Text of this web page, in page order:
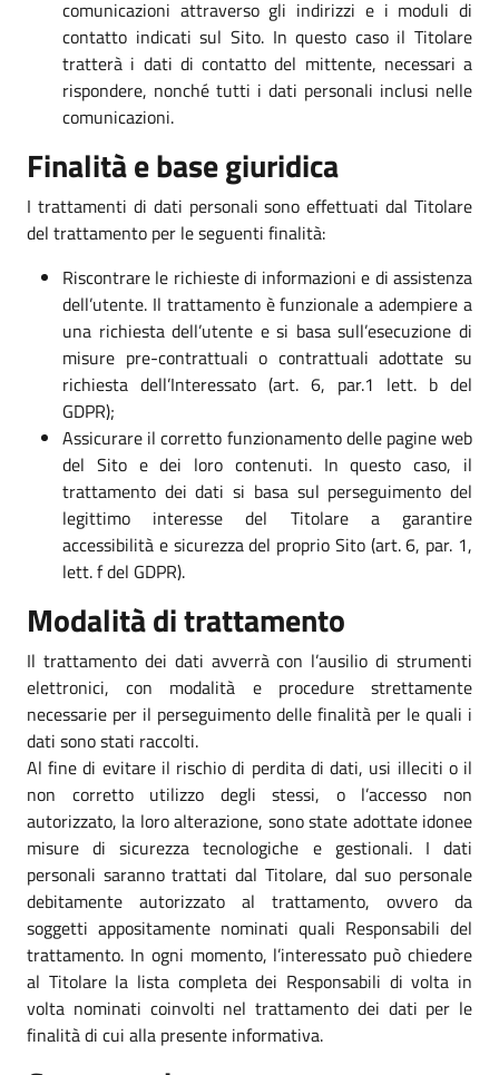
comunicazioni attraverso gli indirizzi e i moduli di
contatto indicati sul Sito. In questo caso il Titolare
tratterà i dati di contatto del mittente, necessari a
rispondere, nonché tutti i dati personali inclusi nelle
comunicazioni.
Finalità e base giuridica
I trattamenti di dati personali sono effettuati dal Titolare
del trattamento per le seguenti finalità:
Riscontrare le richieste di informazioni e di assistenza
dell’utente. Il trattamento è funzionale a adempiere a
una richiesta dell’utente e si basa sull’esecuzione di
misure pre-contrattuali o contrattuali adottate su
richiesta dell’Interessato (art. 6, par.1 lett. b del
GDPR);
Assicurare il corretto funzionamento delle pagine web
del Sito e dei loro contenuti. In questo caso, il
trattamento dei dati si basa sul perseguimento del
legittimo interesse del Titolare a garantire
accessibilità e sicurezza del proprio Sito (art. 6, par. 1,
lett. f del GDPR).
Modalità di trattamento
Il trattamento dei dati avverrà con l’ausilio di strumenti
elettronici, con modalità e procedure strettamente
necessarie per il perseguimento delle finalità per le quali i
dati sono stati raccolti.
Al fine di evitare il rischio di perdita di dati, usi illeciti o il
non corretto utilizzo degli stessi, o l’accesso non
autorizzato, la loro alterazione, sono state adottate idonee
misure di sicurezza tecnologiche e gestionali. I dati
personali saranno trattati dal Titolare, dal suo personale
debitamente autorizzato al trattamento, ovvero da
soggetti appositamente nominati quali Responsabili del
trattamento. In ogni momento, l’interessato può chiedere
al Titolare la lista completa dei Responsabili di volta in
volta nominati coinvolti nel trattamento dei dati per le
finalità di cui alla presente informativa.